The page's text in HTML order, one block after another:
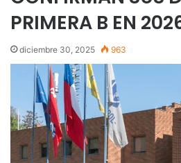
PRIMERA B EN
diciembre 30, 2025 963